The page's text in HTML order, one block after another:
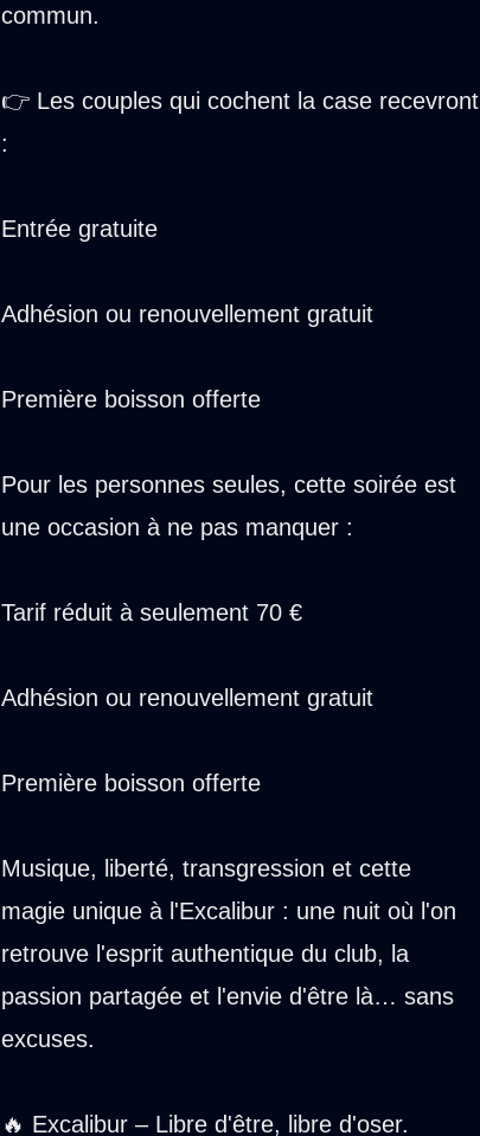
commun.
👉 Les couples qui cochent la case recevront
:
Entrée gratuite
Adhésion ou renouvellement gratuit
Première boisson offerte
Pour les personnes seules, cette soirée est
une occasion à ne pas manquer :
Tarif réduit à seulement 70 €
Adhésion ou renouvellement gratuit
Première boisson offerte
Musique, liberté, transgression et cette
magie unique à l'Excalibur : une nuit où l'on
retrouve l'esprit authentique du club, la
passion partagée et l'envie d'être là… sans
excuses.
🔥 Excalibur – Libre d'être, libre d'oser.